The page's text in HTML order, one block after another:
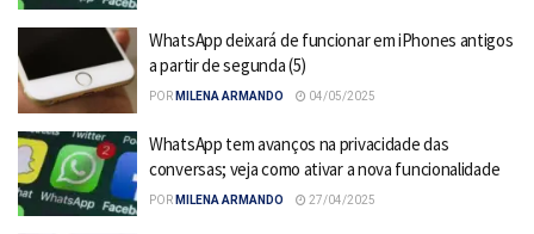
WhatsApp deixará de funcionar em iPhones antigos
a partir de segunda (5)
POR MILENA ARMANDO 04/05/2025
WhatsApp tem avanços na privacidade das
conversas; veja como ativar a nova funcionalidade
POR MILENA ARMANDO 27/04/2025